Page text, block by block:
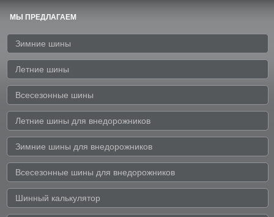
МЫ ПРЕДЛАГАЕМ
Зимние шины
Летние шины
Всесезонные шины
Летние шины для внедорожников
Зимние шины для внедорожников
Всесезонные шины для внедорожников
Шинный калькулятор